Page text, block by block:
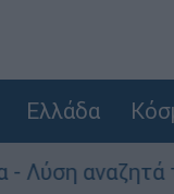
Ελλάδα
το